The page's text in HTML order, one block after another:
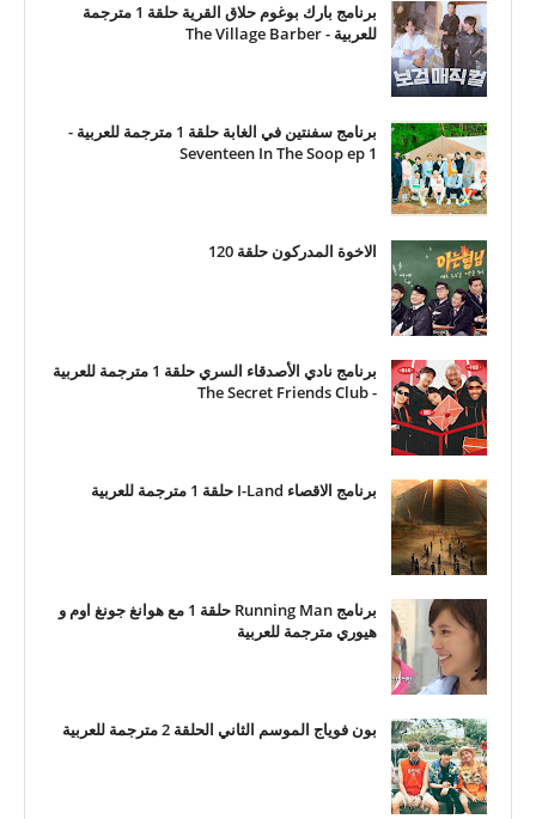
برنامج بارك بوغوم حلاق القرية حلقة 1 مترجمة
للعربية - The Village Barber
برنامج سفنتين في الغابة حلقة 1 مترجمة للعربية -
Seventeen In The Soop ep 1
الاخوة المدركون حلقة 120
برنامج نادي الأصدقاء السري حلقة 1 مترجمة للعربية
- The Secret Friends Club
برنامج الاقصاء I-Land حلقة 1 مترجمة للعربية
برنامج Running Man حلقة 1 مع هوانغ جونغ اوم و
هيوري مترجمة للعربية
بون فوياج الموسم الثاني الحلقة 2 مترجمة للعربية